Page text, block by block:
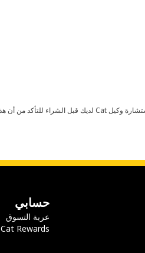
حسابي
عربة التسوق
Cat Rewards